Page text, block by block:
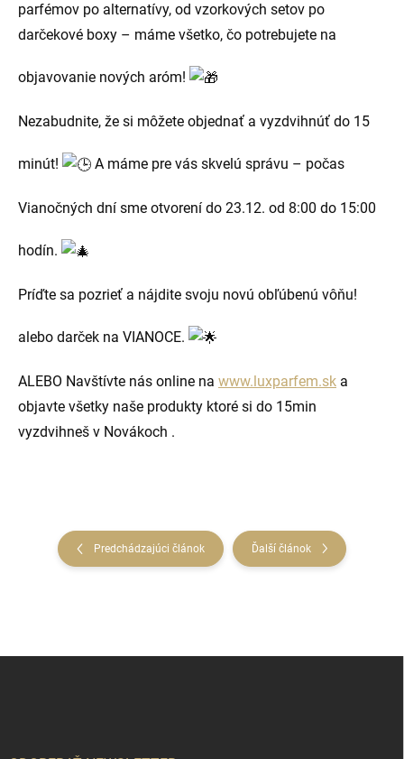
parfémov po alternatívy, od vzorkových setov po
darčekové boxy – máme všetko, čo potrebujete na
objavovanie nových aróm!
Nezabudnite, že si môžete objednať a vyzdvihnúť do 15
minút! A máme pre vás skvelú správu – počas
Vianočných dní sme otvorení do 23.12. od 8:00 do 15:00
hodín.
Príďte sa pozrieť a nájdite svoju novú obľúbenú vôňu!
alebo darček na VIANOCE.
ALEBO Navštívte nás online na www.luxparfem.sk a
objavte všetky naše produkty ktoré si do 15min
vyzdvihneš v Novákoch .
Predchádzajúci článok Ďalší článok